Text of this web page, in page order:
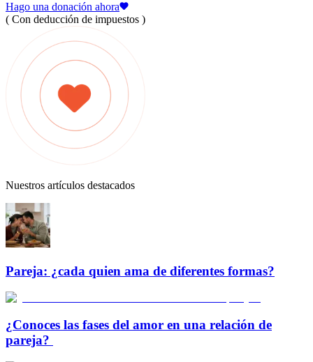
Hago una donación ahora
( Con deducción de impuestos )
Nuestros artículos destacados
Pareja: ¿cada quien ama de diferentes formas?
¿Conoces las fases del amor en una relación de
pareja?